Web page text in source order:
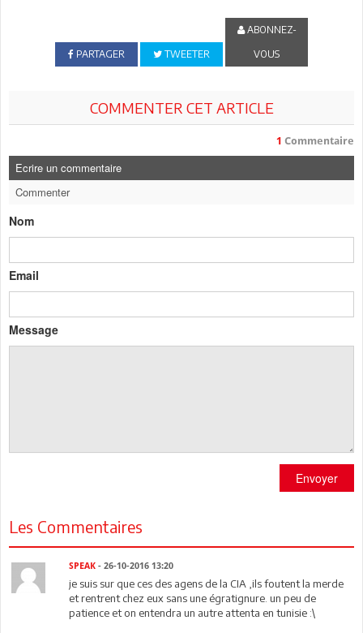
PARTAGER TWEETER
ABONNEZ-
VOUS
COMMENTER CET ARTICLE
1 Commentaire
Ecrire un commentaire
Commenter
Nom
Email
Message
Envoyer
Les Commentaires
SPEAK - 26-10-2016 13:20
je suis sur que ces des agens de la CIA ,ils foutent la merde
et rentrent chez eux sans une égratignure. un peu de
patience et on entendra un autre attenta en tunisie :\